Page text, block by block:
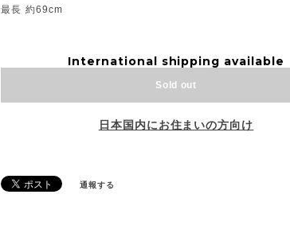
最長 約69cm
International shipping available
Sold out
日本国内にお住まいの方向け
通報する